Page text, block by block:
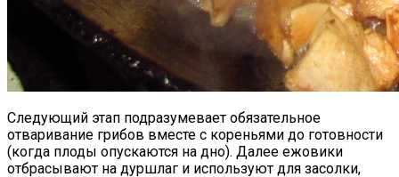
Следующий этап подразумевает обязательное
отваривание грибов вместе с кореньями до готовности
(когда плоды опускаются на дно). Далее ежовики
отбрасывают на дуршлаг и используют для засолки,